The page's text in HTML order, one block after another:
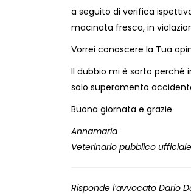
a seguito di verifica
macinata fresca, in
Vorrei conoscere la Tua
Il dubbio mi è sorto perché
solo superamento
Buona giornata e grazie
Annamaria
Veterinario pubblico ufficiale
Risponde l’avvocato Dario